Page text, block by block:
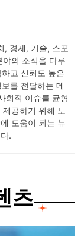
, 경제, 기술, 스포
의 소식을 다루
고 신뢰도 높은
를 전달하는 데
회적 이슈를 균형
공하기 위해 노
도움이 되는 뉴
.
츠